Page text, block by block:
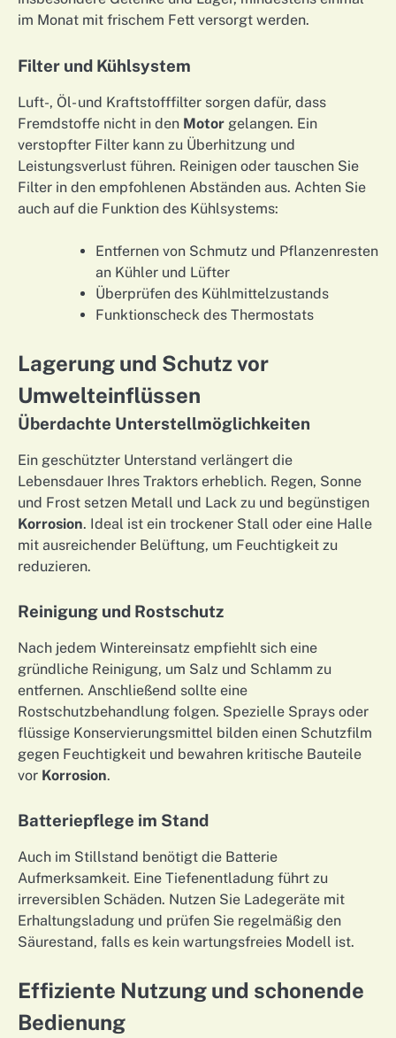
im Monat mit frischem Fett versorgt werden.
Filter und Kühlsystem
Luft-, Öl- und Kraftstofffilter sorgen dafür, dass
Fremdstoffe nicht in den Motor gelangen. Ein
verstopfter Filter kann zu Überhitzung und
Leistungsverlust führen. Reinigen oder tauschen Sie
Filter in den empfohlenen Abständen aus. Achten Sie
auch auf die Funktion des Kühlsystems:
Entfernen von Schmutz und Pflanzenresten
an Kühler und Lüfter
Überprüfen des Kühlmittelzustands
Funktionscheck des Thermostats
Lagerung und Schutz vor
Umwelteinflüssen
Überdachte Unterstellmöglichkeiten
Ein geschützter Unterstand verlängert die
Lebensdauer Ihres Traktors erheblich. Regen, Sonne
und Frost setzen Metall und Lack zu und begünstigen
Korrosion. Ideal ist ein trockener Stall oder eine Halle
mit ausreichender Belüftung, um Feuchtigkeit zu
reduzieren.
Reinigung und Rostschutz
Nach jedem Wintereinsatz empfiehlt sich eine
gründliche Reinigung, um Salz und Schlamm zu
entfernen. Anschließend sollte eine
Rostschutzbehandlung folgen. Spezielle Sprays oder
flüssige Konservierungsmittel bilden einen Schutzfilm
gegen Feuchtigkeit und bewahren kritische Bauteile
vor Korrosion.
Batteriepflege im Stand
Auch im Stillstand benötigt die Batterie
Aufmerksamkeit. Eine Tiefenentladung führt zu
irreversiblen Schäden. Nutzen Sie Ladegeräte mit
Erhaltungsladung und prüfen Sie regelmäßig den
Säurestand, falls es kein wartungsfreies Modell ist.
Effiziente Nutzung und schonende
Bedienung